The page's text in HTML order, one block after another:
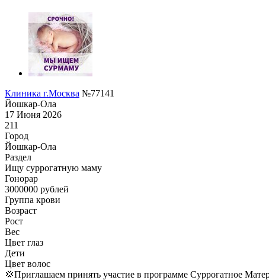
Клиника г.Москва №77141
Йошкар-Ола
17 Июня 2026
211
Город
Йошкар-Ола
Раздел
Ищу суррогатную маму
Гонoрар
3000000 рублей
Группа крови
Возраст
Рост
Вес
Цвет глаз
Дети
Цвет волос
💢Приглашаем принять участие в программе